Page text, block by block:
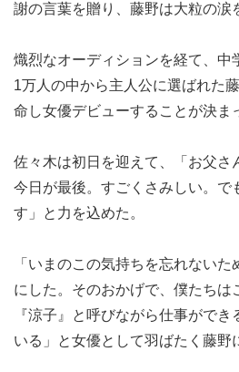
謝の言葉を贈り、藤野は大粒の涙
熾烈なオーディションを経て、中
1万人の中から主人公に選ばれた
命し女優デビューすることが決ま
佐々木は初日を迎えて、「お父さ
今日が最後。すごくさみしい。で
す」と力を込めた。
「いまのこの気持ちを忘れない
にした。そのおかげで、僕たちは
『涼子』と呼びながら仕事がで
いる」と女優として羽ばたく藤野